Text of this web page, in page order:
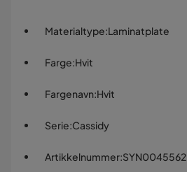
Materialtype:Laminatplate
Farge:Hvit
Fargenavn:Hvit
Serie:Cassidy
Artikkelnummer:SYN0045562